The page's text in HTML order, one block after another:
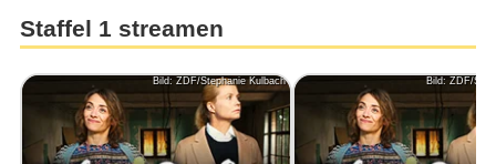
Staffel 1 streamen
Bild: ZDF/Stephanie Kulbach Bild: ZDF/